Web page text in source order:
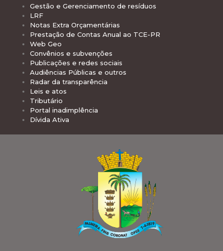
Gestão e Gerenciamento de resíduos
LRF
Notas Extra Orçamentárias
Prestação de Contas Anual ao TCE-PR
Web Geo
Convênios e subvenções
Publicações e redes sociais
Audiências Públicas e outros
Radar da transparência
Leis e atos
Tributário
Portal inadimplência
Dívida Ativa